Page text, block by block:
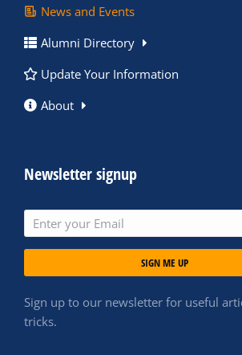
News and Events
Alumni Directory
Update Your Information
About
Newsletter signup
SIGN ME UP
Sign up to our newsletter for useful
tricks.